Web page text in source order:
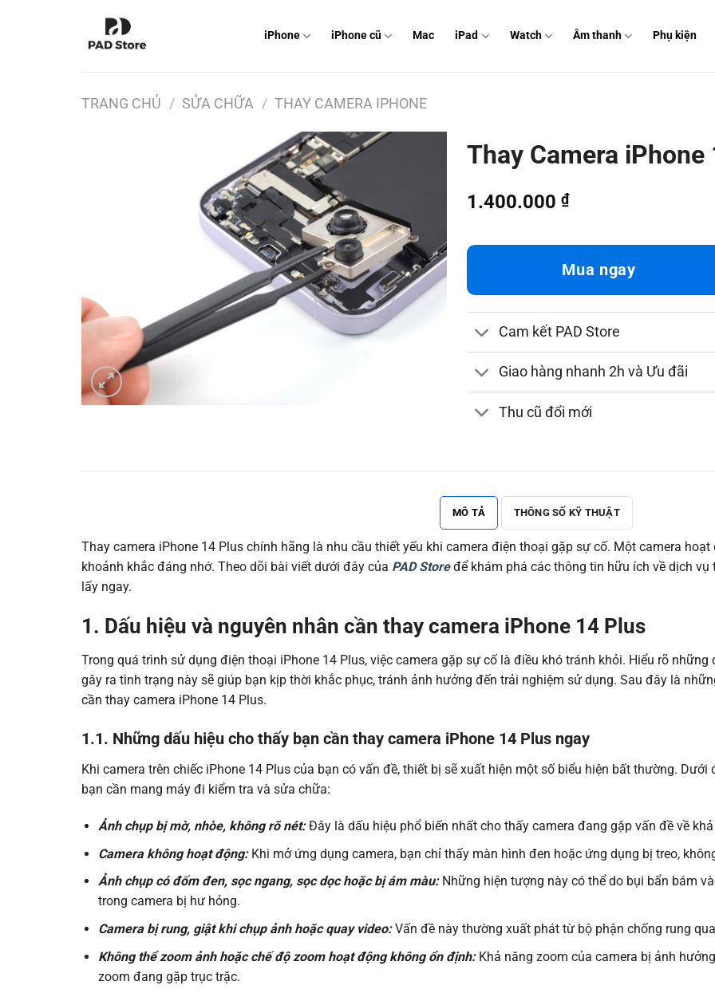
iPhone iPhone cũ Mac iPad Watch Âm thanh Phụ kiện
TRANG CHỦ / SỬA CHỮA / THAY CAMERA IPHONE
Thay Camera iPhone
1.400.000 ₫
Mua ngay
Cam kết PAD Store
Giao hàng nhanh 2h và Ưu đãi
Thu cũ đổi mới
MÔ TẢ THÔNG SỐ KỸ THUẬT
Thay camera iPhone 14 Plus chính hãng là nhu cầu thiết yếu khi camera điện thoại gặp sự cố. Một camera
khoảnh khắc đáng nhớ. Theo dõi bài viết dưới đây của PAD Stoređể khám phá các thông tin hữu ích về dịch vụ
lấy ngay.
1. Dấu hiệu và nguyên nhân cần thay camera iPhone 14 Plus
Trong quá trình sử dụng điện thoại iPhone 14 Plus, việc camera gặp sự cố là điều khó tránh khỏi. Hiểu rõ
gây ra tình trạng này sẽ giúp bạn kịp thời khắc phục, tránh ảnh hưởng đến trải nghiệm sử dụng. Sau đây là
cần thay camera iPhone 14 Plus.
1.1. Những dấu hiệu cho thấy bạn cần thay camera iPhone 14 Plus ngay
Khi camera trên chiếc iPhone 14 Plus của bạn có vấn đề, thiết bị sẽ xuất hiện một số biểu hiện bất thường.
bạn cần mang máy đi kiểm tra và sửa chữa:
Ảnh chụp bị mờ, nhòe, không rõ nét: Đây là dấu hiệu phổ biến nhất cho thấy camera đang gặp vấn đề về
Camera không hoạt động: Khi mở ứng dụng camera, bạn chỉ thấy màn hình đen hoặc ứng dụng bị treo,
Ảnh chụp có đốm đen, sọc ngang, sọc dọc hoặc bị ám màu:Những hiện tượng này có thể do bụi bẩn bám
trong camera bị hư hỏng.
Camera bị rung, giật khi chụp ảnh hoặc quay video:Vấn đề này thường xuất phát từ bộ phận chống rung
Không thể zoom ảnh hoặc chế độ zoom hoạt động không ổn định:Khả năng zoom của camera bị ảnh
zoom đang gặp trục trặc.